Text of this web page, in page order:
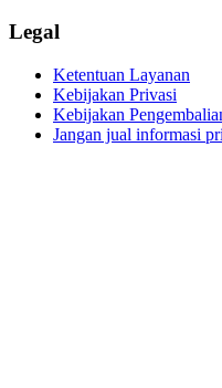
Legal
Ketentuan Layanan
Kebijakan Privasi
Kebijakan
Jangan jual informasi